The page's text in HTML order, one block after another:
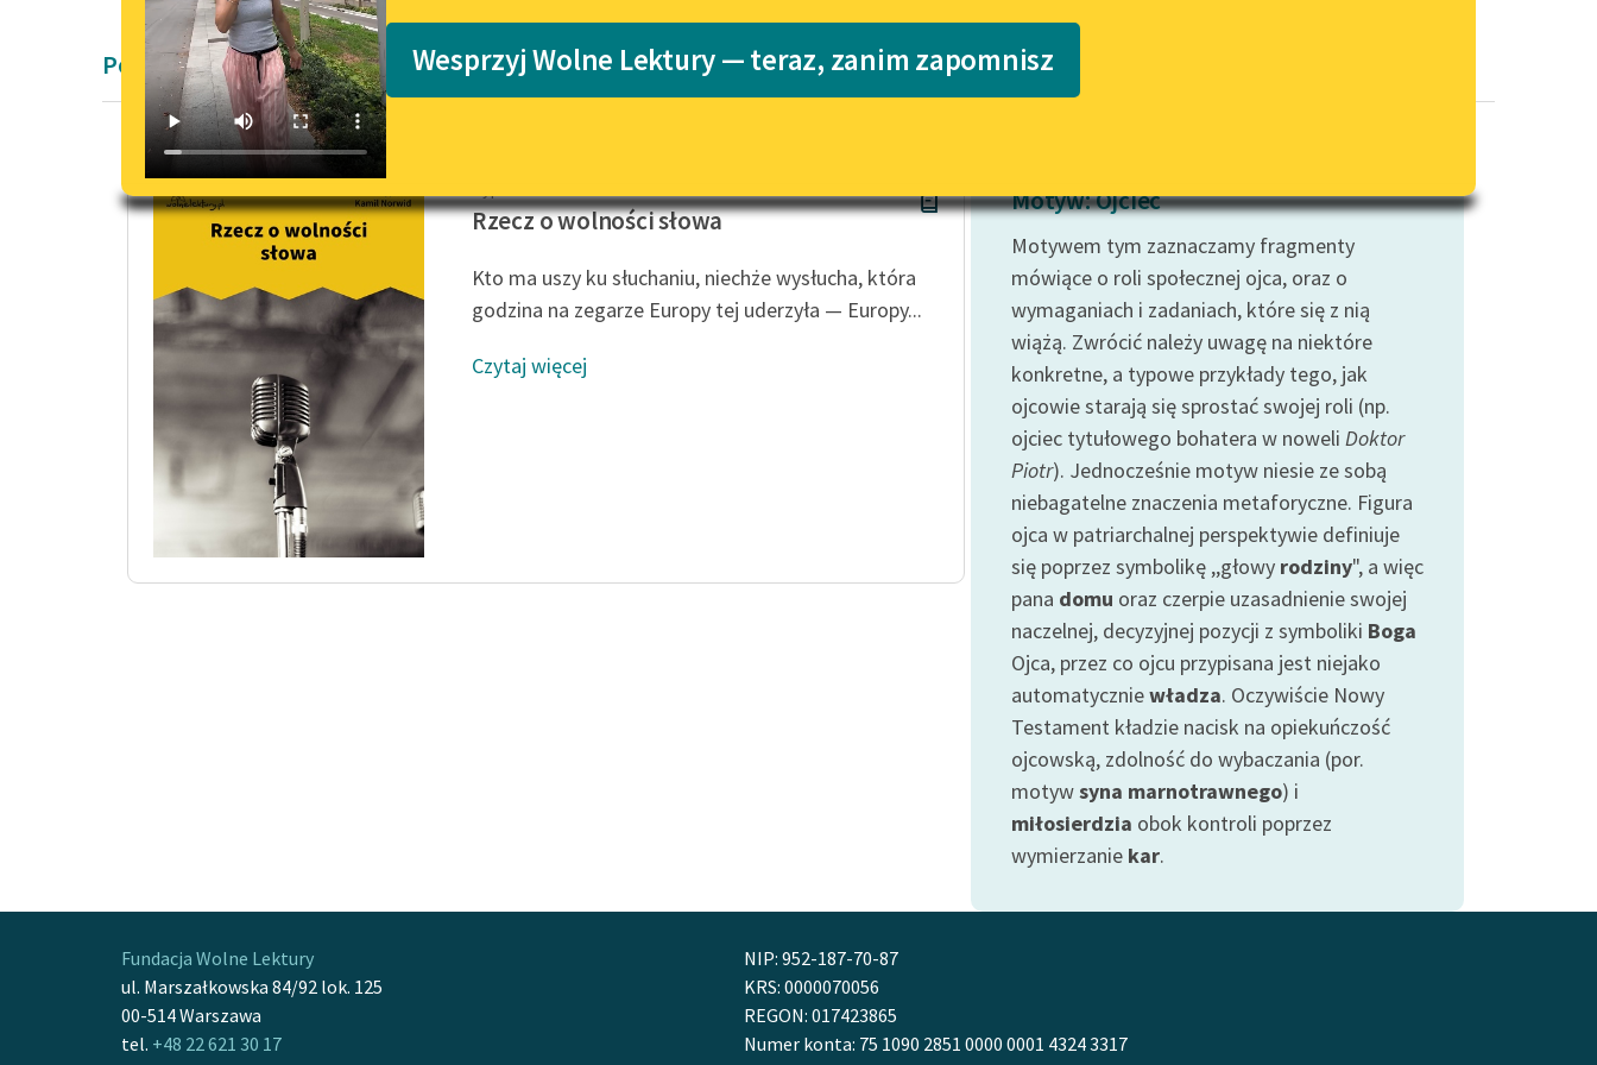
Lektury szkolne i klasyka
literatury do słuchania dla
E-kolekcja lektur szkolnych i
literatury do słuchania dla
niepełnosprawnościami
Feministyczne inspiracje.
Popularyzacja skandynawskiej
Katalog
Katalog w formacie PDF
wrażliwych
Deklaracja dostępności
Wesprzyj Wolne Lektury — teraz, zanim zapomnisz
Poemat Romantyzm Cyprian Kamil Norwid
Rzecz o wolności słowa
Kto ma uszy ku słuchaniu, niechże wysłucha, która
godzina na zegarze Europy tej uderzyła — Europy...
Czytaj więcej
Motyw: Ojciec
Motywem tym zaznaczamy fragmenty
mówiące o roli społecznej ojca, oraz o
wymaganiach i zadaniach, które się z nią
wiążą. Zwrócić należy uwagę na niektóre
konkretne, a typowe przykłady tego, jak
ojcowie starają się sprostać swojej roli (np.
ojciec tytułowego bohatera w noweli Doktor
Piotr). Jednocześnie motyw niesie ze sobą
niebagatelne znaczenia metaforyczne. Figura
ojca w patriarchalnej perspektywie definiuje
się poprzez symbolikę ,,głowy rodziny", a więc
pana domu oraz czerpie uzasadnienie swojej
naczelnej, decyzyjnej pozycji z symboliki Boga
Ojca, przez co ojcu przypisana jest niejako
automatyczniewładza. Oczywiście Nowy
Testament kładzie nacisk na opiekuńczość
ojcowską, zdolność do wybaczania (por.
motywsyna marnotrawnego) i
miłosierdzia obok kontroli poprzez
wymierzanie kar.
Fundacja Wolne Lektury
ul. Marszałkowska 84/92 lok. 125
00-514 Warszawa
tel. +48 22 621 30 17
NIP: 952-187-70-87
KRS: 0000070056
REGON: 017423865
Numer konta: 75 1090 2851 0000 0001 4324 3317